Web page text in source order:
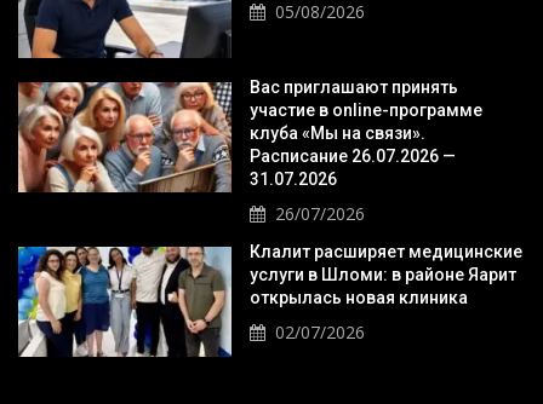
05/08/2026
Вас приглашают принять
участие в online-программе
клуба «Мы на связи».
Расписание 26.07.2026 —
31.07.2026
26/07/2026
Клалит расширяет медицинские
услуги в Шломи: в районе Яарит
открылась новая клиника
02/07/2026